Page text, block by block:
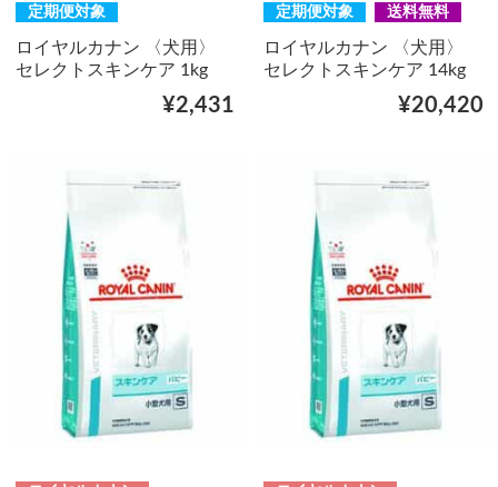
定期便対象
ロイヤルカナン 〈犬用〉
セレクトスキンケア 1kg
¥2,431
定期便対象 送料無料
ロイヤルカナン 〈犬用〉
セレクトスキンケア 14kg
¥20,420